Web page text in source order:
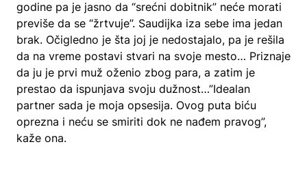
godine pa je jasno da “srećni dobitnik” neće morati
previše da se “žrtvuje”. Saudijka iza sebe ima jedan
brak. Očigledno je šta joj je nedostajalo, pa je rešila
da na vreme postavi stvari na svoje mesto… Priznaje
da ju je prvi muž oženio zbog para, a zatim je
prestao da ispunjava svoju dužnost…”Idealan
partner sada je moja opsesija. Ovog puta biću
oprezna i neću se smiriti dok ne nađem pravog”,
kaže ona.